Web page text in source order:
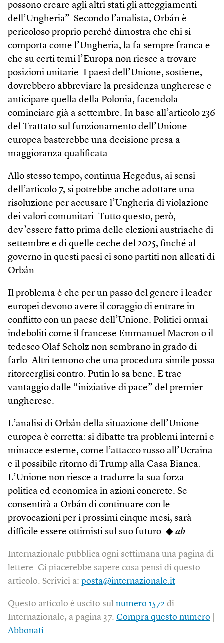
possono creare agli altri stati gli atteggiamenti
dell’Ungheria”. Secondo l’analista, Orbán è
pericoloso proprio perché dimostra che chi si
comporta come l’Ungheria, la fa sempre franca e
che su certi temi l’Europa non riesce a trovare
posizioni unitarie. I paesi dell’Unione, sostiene,
dovrebbero abbreviare la presidenza ungherese e
anticipare quella della Polonia, facendola
cominciare già a settembre. In base all’articolo 236
del Trattato sul funzionamento dell’Unione
europea basterebbe una decisione presa a
maggioranza qualificata.
Allo stesso tempo, continua Hegedus, ai sensi
dell’articolo 7, si potrebbe anche adottare una
risoluzione per accusare l’Ungheria di violazione
dei valori comunitari. Tutto questo, però,
dev’essere fatto prima delle elezioni austriache di
settembre e di quelle ceche del 2025, finché al
governo in questi paesi ci sono partiti non alleati di
Orbán.
Il problema è che per un passo del genere i leader
europei devono avere il coraggio di entrare in
conflitto con un paese dell’Unione. Politici ormai
indeboliti come il francese Emmanuel Macron o il
tedesco Olaf Scholz non sembrano in grado di
farlo. Altri temono che una procedura simile possa
ritorcerglisi contro. Putin lo sa bene. E trae
vantaggio dalle “iniziative di pace” del premier
ungherese.
L’analisi di Orbán della situazione dell’Unione
europea è corretta: si dibatte tra problemi interni e
minacce esterne, come l’attacco russo all’Ucraina
e il possibile ritorno di Trump alla Casa Bianca.
L’Unione non riesce a tradurre la sua forza
politica ed economica in azioni concrete. Se
consentirà a Orbán di continuare con le
provocazioni per i prossimi cinque mesi, sarà
difficile essere ottimisti sul suo futuro. ◆ ab
Internazionale pubblica ogni settimana una pagina di
lettere. Ci piacerebbe sapere cosa pensi di questo
articolo. Scrivici a: posta@internazionale.it
Questo articolo è uscito sul numero 1572 di
Internazionale, a pagina 37. Compra questo numero
Abbonati